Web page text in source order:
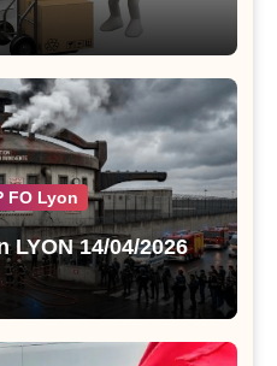
FO Lyon
14/04/2026